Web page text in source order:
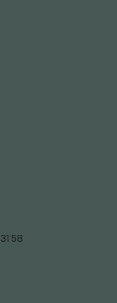
58